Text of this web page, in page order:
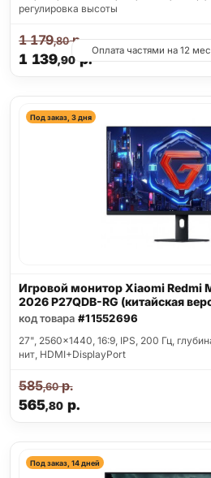
регулировка высоты
1 139,90 р.
1 179,80р.
Оплата частями на 12
Под заказ, 3 дня
Игровой монитор Xiaomi Redmi
2026 P27QDB-RG (китайская
код товара #11552696
27", 2560x1440, 16:9, IPS, 200 Гц,
нит, HDMI+DisplayPort
565,80р.
585,60р.
Под заказ, 14 дней